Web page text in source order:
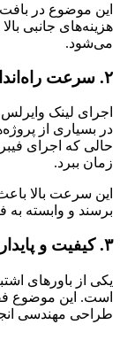
این موضوع در
هزینه‌های جانبی
می‌شود.
۲. سرعت راه‌اندازی بسیار بالاتر نسبت به فیبر
در بسیاری از
حالی که اجرای
زمان ببرد.
این سرعت بالا
برسند و وابسته به
۳. کیفیت و پایداری کاملاً قابل مقایسه با فیبر
یکی از باورهای
است. این موضوع
طراحی مهندسی